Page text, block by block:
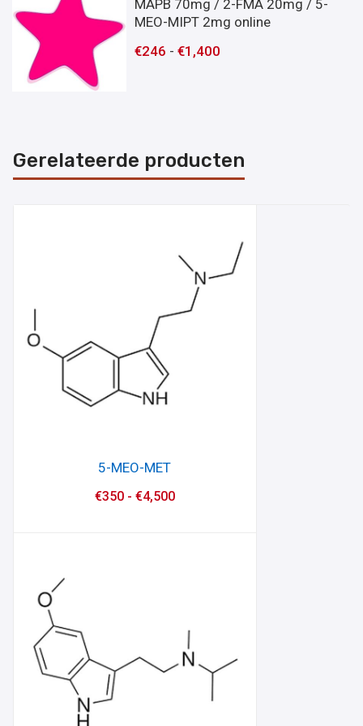
MAPB 70mg / 2-FMA 20mg / 5-
MEO-MIPT 2mg online
€246 -€1,400
Gerelateerde producten
5-MEO-MET
€350- €4,500